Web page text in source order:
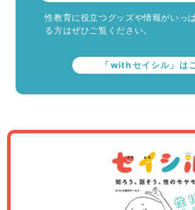
性教育に役立つグッズや情報がいっ
る方はぜひご覧ください。
「withセイシル」は